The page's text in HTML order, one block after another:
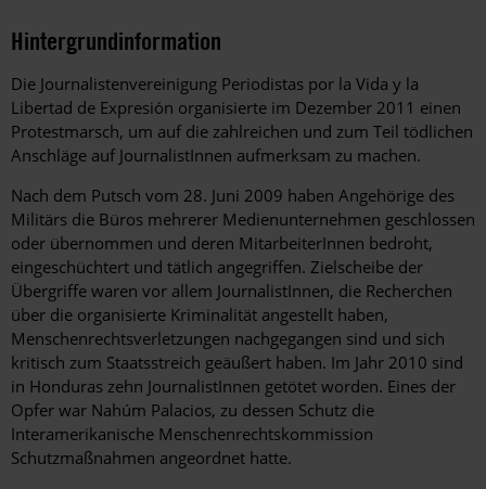
Hintergrundinformation
Hintergrund
Die Journalistenvereinigung Periodistas por la Vida y la
Libertad de Expresión organisierte im Dezember 2011 einen
Protestmarsch, um auf die zahlreichen und zum Teil tödlichen
Anschläge auf JournalistInnen aufmerksam zu machen.
Nach dem Putsch vom 28. Juni 2009 haben Angehörige des
Militärs die Büros mehrerer Medienunternehmen geschlossen
oder übernommen und deren MitarbeiterInnen bedroht,
eingeschüchtert und tätlich angegriffen. Zielscheibe der
Übergriffe waren vor allem JournalistInnen, die Recherchen
über die organisierte Kriminalität angestellt haben,
Menschenrechtsverletzungen nachgegangen sind und sich
kritisch zum Staatsstreich geäußert haben. Im Jahr 2010 sind
in Honduras zehn JournalistInnen getötet worden. Eines der
Opfer war Nahúm Palacios, zu dessen Schutz die
Interamerikanische Menschenrechtskommission
Schutzmaßnahmen angeordnet hatte.